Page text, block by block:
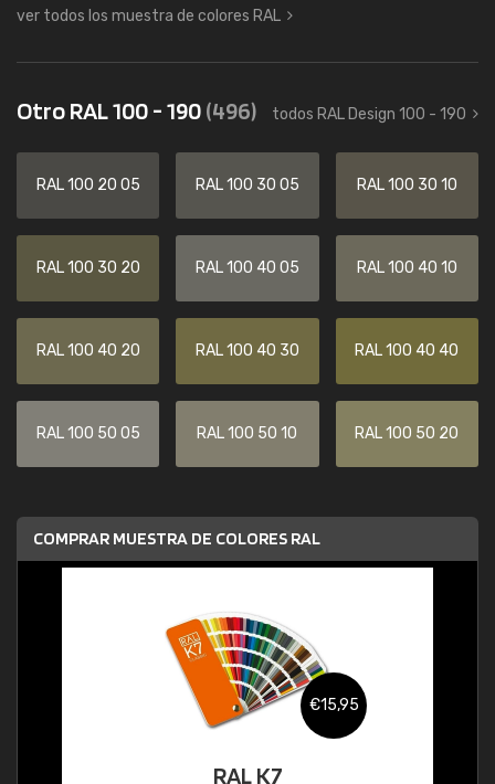
ver todos los muestra de colores RAL
Otro RAL 100 - 190(496) todos RAL Design 100 - 190
RAL 100 20 05 RAL 100 30 05 RAL 100 30 10
RAL 100 30 20 RAL 100 40 05 RAL 100 40 10
RAL 100 40 20 RAL 100 40 30 RAL 100 40 40
RAL 100 50 05 RAL 100 50 10 RAL 100 50 20
COMPRAR MUESTRA DE COLORES RAL
€15,95
RAL K7